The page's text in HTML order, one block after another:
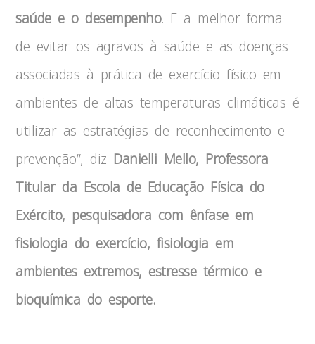
saúde e o desempenho. E a melhor forma
de evitar os agravos à saúde e as doenças
associadas à prática de exercício físico em
ambientes de altas temperaturas climáticas é
utilizar as estratégias de reconhecimento e
prevenção”, diz Danielli Mello, Professora
Titular da Escola de Educação Física do
Exército, pesquisadora com ênfase em
fisiologia do exercício, fisiologia em
ambientes extremos, estresse térmico e
bioquímica do esporte.